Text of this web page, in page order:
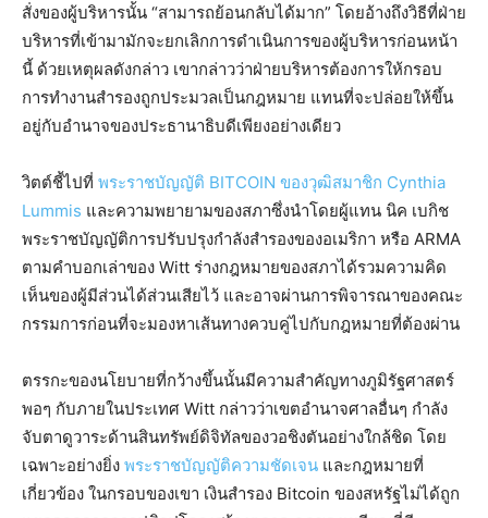
สั่งของผู้บริหารนั้น “สามารถย้อนกลับได้มาก” โดยอ้างถึงวิธีที่ฝ่าย
บริหารที่เข้ามามักจะยกเลิกการดำเนินการของผู้บริหารก่อนหน้า
นี้ ด้วยเหตุผลดังกล่าว เขากล่าวว่าฝ่ายบริหารต้องการให้กรอบ
การทำงานสำรองถูกประมวลเป็นกฎหมาย แทนที่จะปล่อยให้ขึ้น
อยู่กับอำนาจของประธานาธิบดีเพียงอย่างเดียว
วิตต์ชี้ไปที่ พระราชบัญญัติ BITCOIN ของวุฒิสมาชิก Cynthia
Lummis และความพยายามของสภาซึ่งนำโดยผู้แทน นิค เบกิช
พระราชบัญญัติการปรับปรุงกำลังสำรองของอเมริกา หรือ ARMA
ตามคำบอกเล่าของ Witt ร่างกฎหมายของสภาได้รวมความคิด
เห็นของผู้มีส่วนได้ส่วนเสียไว้ และอาจผ่านการพิจารณาของคณะ
กรรมการก่อนที่จะมองหาเส้นทางควบคู่ไปกับกฎหมายที่ต้องผ่าน
ตรรกะของนโยบายที่กว้างขึ้นนั้นมีความสำคัญทางภูมิรัฐศาสตร์
พอๆ กับภายในประเทศ Witt กล่าวว่าเขตอำนาจศาลอื่นๆ กำลัง
จับตาดูวาระด้านสินทรัพย์ดิจิทัลของวอชิงตันอย่างใกล้ชิด โดย
เฉพาะอย่างยิ่ง พระราชบัญญัติความชัดเจน และกฎหมายที่
เกี่ยวข้อง ในกรอบของเขา เงินสำรอง Bitcoin ของสหรัฐไม่ได้ถูก